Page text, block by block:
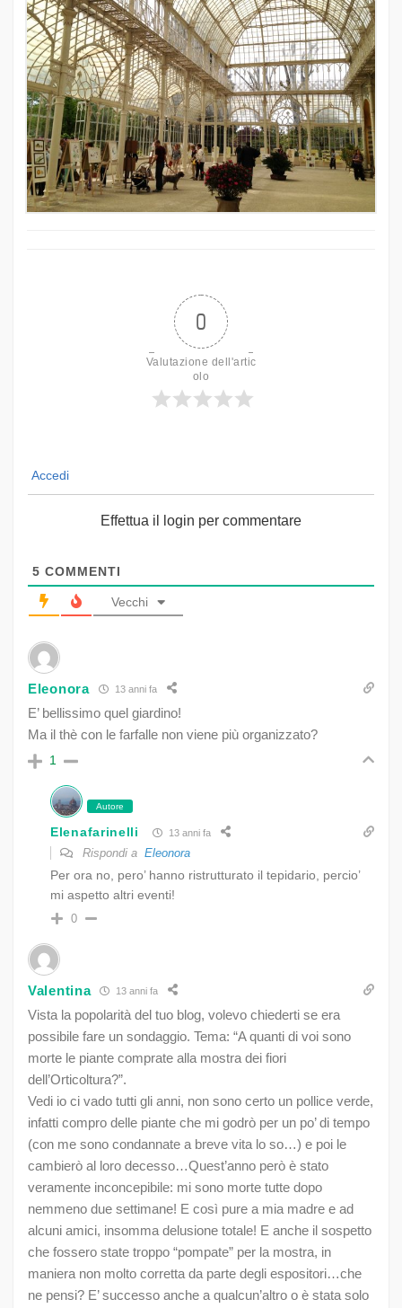
0
Valutazione dell'artic
olo
Accedi
Effettua il login per commentare
5 COMMENTI
Vecchi
Eleonora 13 anni fa
E’ bellissimo quel giardino!
Ma il thè con le farfalle non viene più organizzato?
1
Autore
Elenafarinelli 13 anni fa
Rispondi a Eleonora
Per ora no, pero’ hanno ristrutturato il tepidario, percio’
mi aspetto altri eventi!
0
Valentina 13 anni fa
Vista la popolarità del tuo blog, volevo chiederti se era
possibile fare un sondaggio. Tema: “A quanti di voi sono
morte le piante comprate alla mostra dei fiori
dell’Orticoltura?”.
Vedi io ci vado tutti gli anni, non sono certo un pollice verde,
infatti compro delle piante che mi godrò per un po’ di tempo
(con me sono condannate a breve vita lo so…) e poi le
cambierò al loro decesso…Quest’anno però è stato
veramente inconcepibile: mi sono morte tutte dopo
nemmeno due settimane! E così pure a mia madre e ad
alcuni amici, insomma delusione totale! E anche il sospetto
che fossero state troppo “pompate” per la mostra, in
maniera non molto corretta da parte degli espositori…che
ne pensi? E’ successo anche a qualcun’altro o è stata solo